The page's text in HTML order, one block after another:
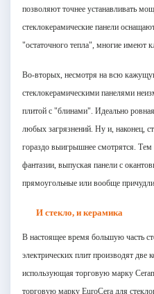
позволяют точнее устанавливать
стеклокерамические панели
"остаточного тепла", многие имеют
Во-вторых, несмотря на всю
стеклокерамическими панелями
плитой с "блинами". Идеально
любых загрязнений. Ну и, наконец,
гораздо выигрышнее смотрятся.
фантазии, выпуская панели с
прямоугольные или вообще
И стекло, и керамика
В настоящее время большую часть
электрических плит производят две
использующая торговую марку
торговую марку EuroCera для